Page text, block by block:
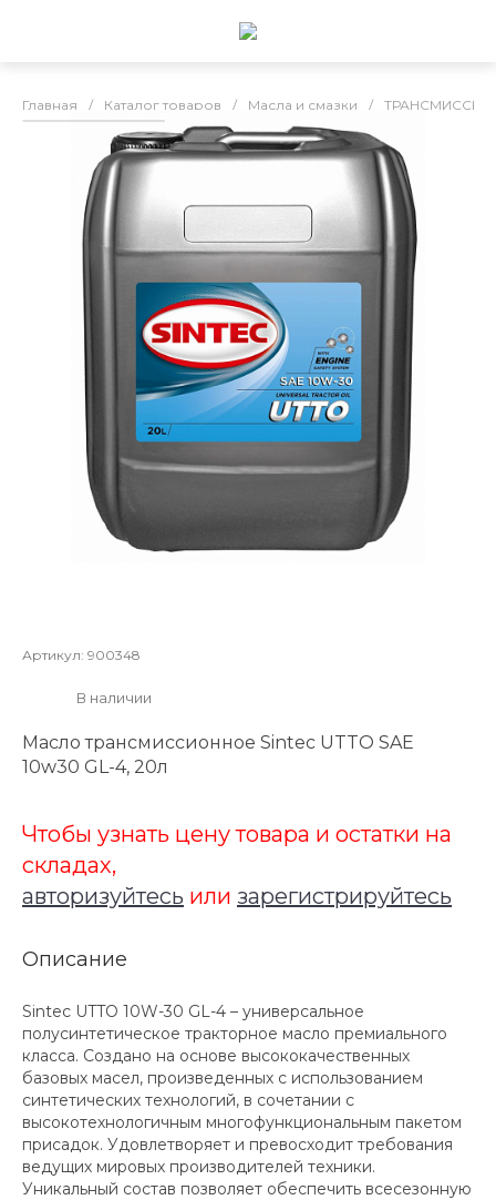
Главная / Каталог товаров / Масла и смазки /
Sintec UTTO SAЕ 10w30 GL-4, 20л
Артикул: 900348
В наличии
Масло трансмиссионное Sintec UTTO SAЕ
10w30 GL-4, 20л
Чтобы узнать цену товара и остатки на
складах,
авторизуйтесь или зарегистрируйтесь
Описание
Sintec UTTO 10W-30 GL-4 – универсальное
полусинтетическое тракторное масло премиального
класса. Создано на основе высококачественных
базовых масел, произведенных с использованием
синтетических технологий, в сочетании с
высокотехнологичным многофункциональным пакетом
присадок. Удовлетворяет и превосходит требования
ведущих мировых производителей техники.
Уникальный состав позволяет обеспечить всесезонную